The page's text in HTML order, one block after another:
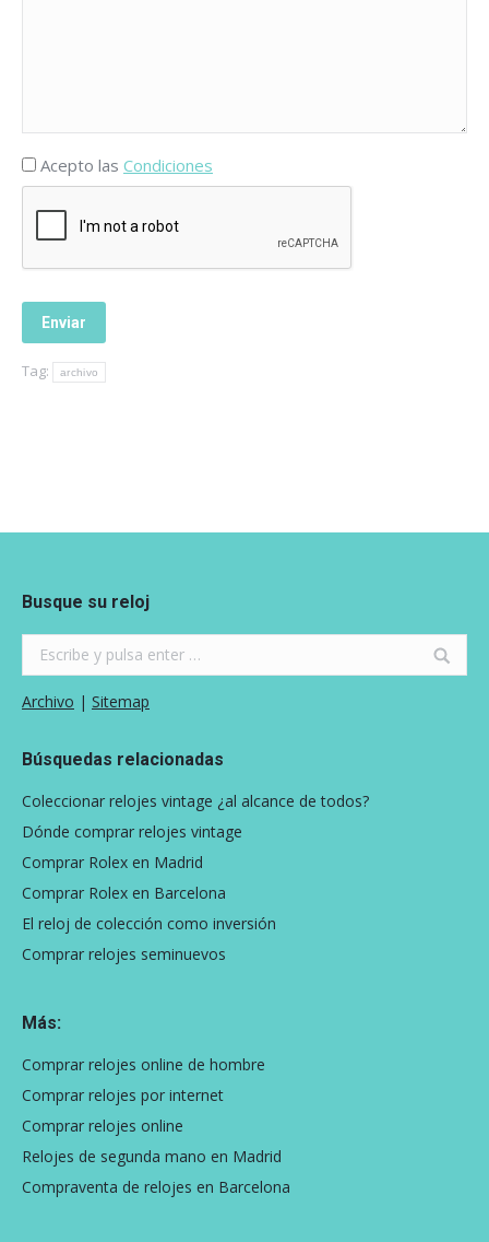
Acepto las Condiciones
Tag: archivo
Busque su reloj
Archivo | Sitemap
Búsquedas relacionadas
Coleccionar relojes vintage ¿al alcance de todos?
Dónde comprar relojes vintage
Comprar Rolex en Madrid
Comprar Rolex en Barcelona
El reloj de colección como inversión
Comprar relojes seminuevos
Más:
Comprar relojes online de hombre
Comprar relojes por internet
Comprar relojes online
Relojes de segunda mano en Madrid
Compraventa de relojes en Barcelona